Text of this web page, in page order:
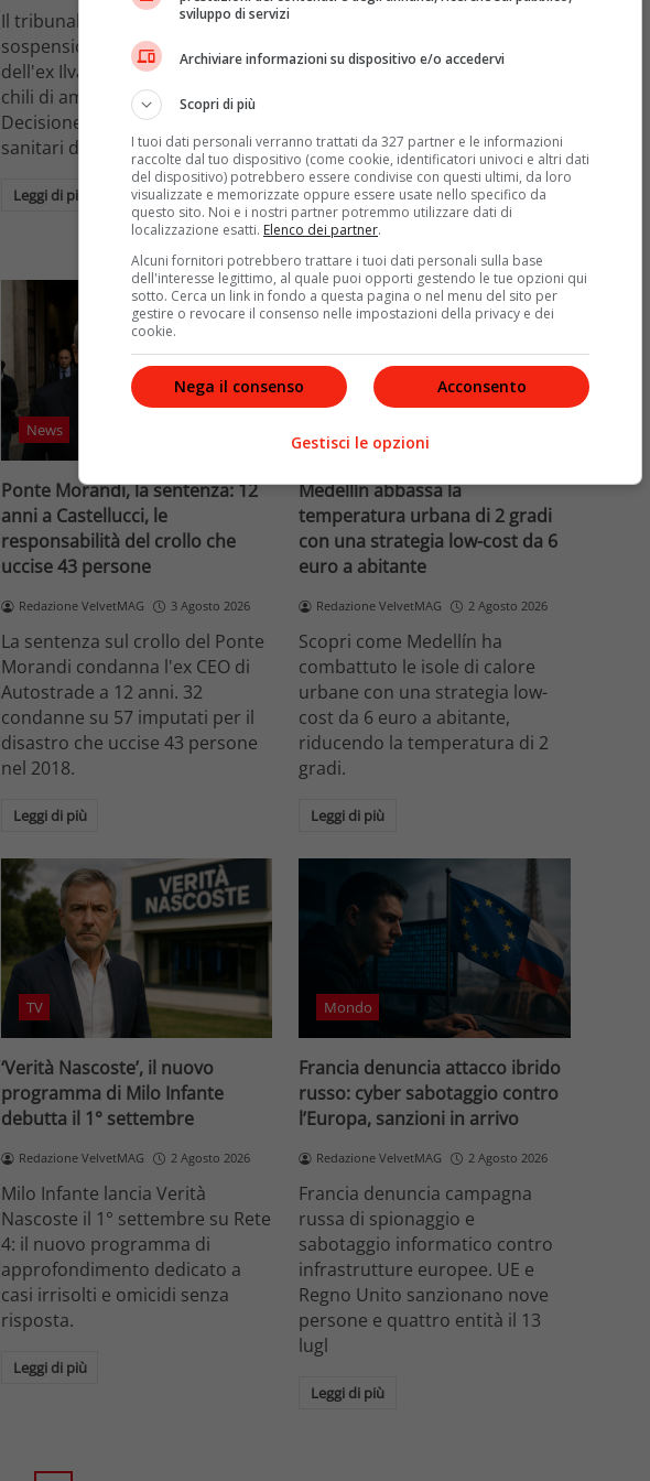
Il tribunale di Milano ordina la
sospensione dell'area a caldo
dell'ex Ilva Taranto per 2.000
chili di amianto rilevati.
Decisione storica su rischi
sanitari documentati.
Leggi di più
Il Parlamento approva la
detenzione domiciliare per
riguarda circa 10mila persone,
ma i fondi coprono solo 500
Leggi di più
News
Ponte Morandi, la sentenza: 12
anni a Castellucci, le
responsabilità del crollo che
uccise 43 persone
Redazione VelvetMAG 3 Agosto 2026
La sentenza sul crollo del Ponte
Morandi condanna l'ex CEO di
Autostrade a 12 anni. 32
condanne su 57 imputati per il
disastro che uccise 43 persone
nel 2018.
Leggi di più
Medellín abbassa la
temperatura urbana di 2 gradi
con una strategia low-cost da 6
euro a abitante
Redazione VelvetMAG 2 Agosto 2026
Scopri come Medellín ha
combattuto le isole di calore
urbane con una strategia low-
cost da 6 euro a abitante,
riducendo la temperatura di 2
gradi.
Leggi di più
TV
‘Verità Nascoste’, il nuovo
programma di Milo Infante
debutta il 1° settembre
Redazione VelvetMAG 2 Agosto 2026
Milo Infante lancia Verità
Nascoste il 1° settembre su Rete
4: il nuovo programma di
approfondimento dedicato a
casi irrisolti e omicidi senza
risposta.
Leggi di più
Mondo
Francia denuncia attacco ibrido
russo: cyber sabotaggio contro
l’Europa, sanzioni in arrivo
Redazione VelvetMAG 2 Agosto 2026
Francia denuncia campagna
russa di spionaggio e
sabotaggio informatico contro
infrastrutture europee. UE e
Regno Unito sanzionano nove
persone e quattro entità il 13
lugl
Leggi di più
sviluppo di servizi
Archiviare informazioni su dispositivo e/o accedervi
Scopri di più
I tuoi dati personali verranno trattati da 327 partner e le informazioni
raccolte dal tuo dispositivo (come cookie, identificatori univoci e altri dati
del dispositivo) potrebbero essere condivise con questi ultimi, da loro
visualizzate e memorizzate oppure essere usate nello specifico da
questo sito. Noi e i nostri partner potremmo utilizzare dati di
localizzazione esatti. Elenco dei partner.
Alcuni fornitori potrebbero trattare i tuoi dati personali sulla base
dell'interesse legittimo, al quale puoi opporti gestendo le tue opzioni qui
sotto. Cerca un link in fondo a questa pagina o nel menu del sito per
gestire o revocare il consenso nelle impostazioni della privacy e dei
cookie.
Acconsento
Nega il consenso
Gestisci le opzioni